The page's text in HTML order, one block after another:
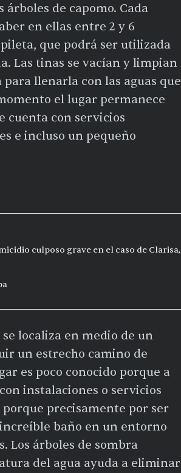
de capomo. Cada
en ellas entre 2 y 6
que podrá ser utilizada
Las tinas se vacían y limpian
llenarla con las aguas que
el lugar permanece
cuenta con servicios
e incluso un pequeño
culposo grave en el caso de Clarisa,
localiza en medio de un
un estrecho camino de
es poco conocido porque a
instalaciones o servicios
precisamente por ser
baño en un entorno
Los árboles de sombra
del agua ayuda a eliminar